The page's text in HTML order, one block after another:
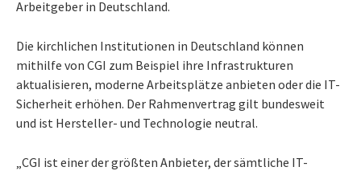
Arbeitgeber in Deutschland.
Die kirchlichen Institutionen in Deutschland können
mithilfe von CGI zum Beispiel ihre Infrastrukturen
aktualisieren, moderne Arbeitsplätze anbieten oder die IT-
Sicherheit erhöhen. Der Rahmenvertrag gilt bundesweit
und ist Hersteller- und Technologie neutral.
„CGI ist einer der größten Anbieter, der sämtliche IT-